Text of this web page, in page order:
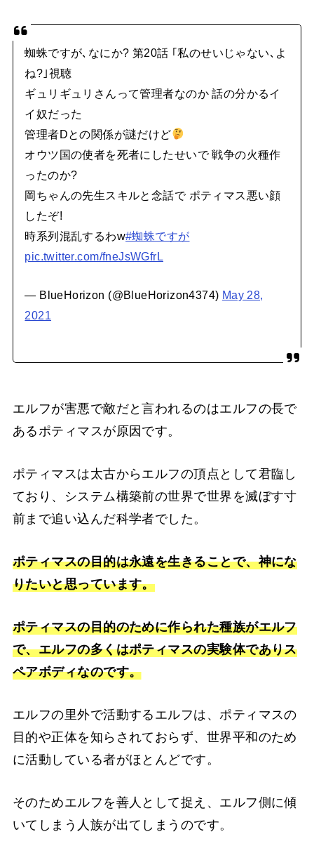
蜘蛛ですが､なにか? 第20話 ｢私のせいじゃない､よ
ね?｣視聴
ギュリギュリさんって管理者なのか 話の分かるイ
イ奴だった
管理者Dとの関係が謎だけど
オウツ国の使者を死者にしたせいで 戦争の火種作
ったのか?
岡ちゃんの先生スキルと念話で ポティマス悪い顔
したぞ!
時系列混乱するわw#蜘蛛ですが
pic.twitter.com/fneJsWGfrL
— BlueHorizon (@BlueHorizon4374) May 28,
2021
エルフが害悪で敵だと言われるのはエルフの長で
あるポティマスが原因です。
ポティマスは太古からエルフの頂点として君臨し
ており、システム構築前の世界で世界を滅ぼす寸
前まで追い込んだ科学者でした。
ポティマスの目的は永遠を生きることで、神にな
りたいと思っています。
ポティマスの目的のために作られた種族がエルフ
で、エルフの多くはポティマスの実験体でありス
ペアボディなのです。
エルフの里外で活動するエルフは、ポティマスの
目的や正体を知らされておらず、世界平和のため
に活動している者がほとんどです。
そのためエルフを善人として捉え、エルフ側に傾
いてしまう人族が出てしまうのです。